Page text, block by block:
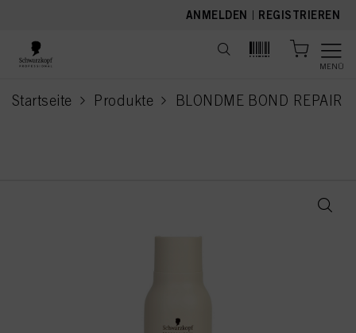
ANMELDEN | REGISTRIEREN
MENÜ
Startseite Produkte BLONDME BOND REPAIR
current page